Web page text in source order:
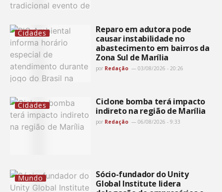
Cidades
Reparo em adutora pode
causar instabilidade no
abastecimento em bairros da
Zona Sul de Marília
por Redação 03/08/2026 - 20:26
Cidades
Ciclone bomba terá impacto
indireto na região de Marília
por Redação 06/08/2026 - 9:33
Mundo
Sócio-fundador do Unity
Global Institute lidera